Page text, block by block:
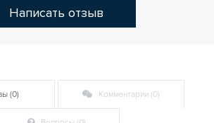
Написать отзыв
(0) Комментарии (0)